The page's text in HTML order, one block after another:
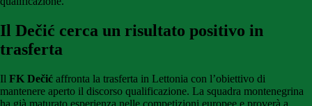
Il Dečić cerca un risultato positivo in
trasferta
Il FK Dečić affronta la trasferta in Lettonia con l’obiettivo di
mantenere aperto il discorso qualificazione. La squadra montenegrina
ha già maturato esperienza nelle competizioni europee e proverà a